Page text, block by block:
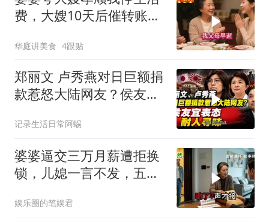
费，大嫂10天后催转账，
华庭讲美食 4跟贴
郑丽文 卢秀燕对日巨额捐
款惹怒大陆网友？侯友宜
记录生活日常阿蜴
婆婆逼交三万月薪遭拒换
锁，儿媳一言不发，五天
娱乐圈的笔娱君